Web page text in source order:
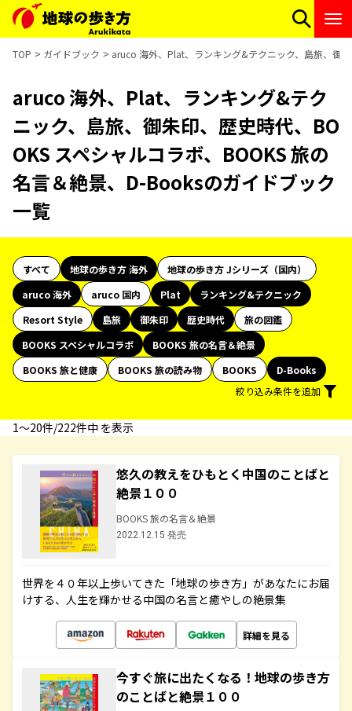
TOP ガイドブック aruco 海外、Plat、ランキング&テクニック、島旅、御
aruco 海外、Plat、ランキング&テク
ニック、島旅、御朱印、歴史時代、BO
OKS スペシャルコラボ、BOOKS 旅の
名言＆絶景、D-Booksのガイドブック
一覧
すべて 地球の歩き方 海外
地球の歩き方 Jシリーズ（国内）
aruco 海外
aruco 国内 Plat
ランキング&テクニック
Resort Style
島旅 御朱印 歴史時代
旅の図鑑
BOOKS スペシャルコラボ
BOOKS 旅の名言＆絶景
BOOKS 旅と健康
BOOKS 旅の読み物 BOOKS
D-Books
絞り込み条件を追加
1〜20件/222件中 を表示
悠久の教えをひもとく中国のことばと
絶景１００
BOOKS 旅の名言＆絶景
2022.12.15 発売
世界を４０年以上歩いてきた「地球の歩き方」があなたにお届
けする、人生を輝かせる中国の名言と癒やしの絶景集
詳細を見る
今すぐ旅に出たくなる！地球の歩き方
のことばと絶景１００